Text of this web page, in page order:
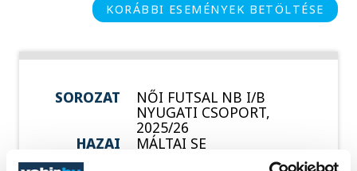
KORÁBBI ESEMÉNYEK BETÖLTÉSE
SOROZAT NŐI FUTSAL NB I/B
NYUGATI CSOPORT,
2025/26
HAZAI
MÁLTAI SE
VENDÉG
VESZPRÉMI EGYETEMI